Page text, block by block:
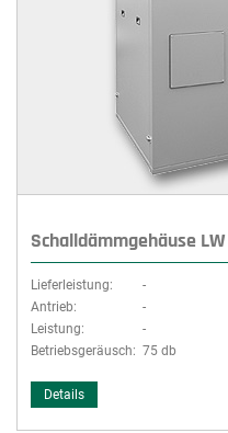
Schalldämmgehäuse LW
Lieferleistung:
-
Antrieb:
-
Leistung:
-
Betriebsgeräusch: 75 db
Details